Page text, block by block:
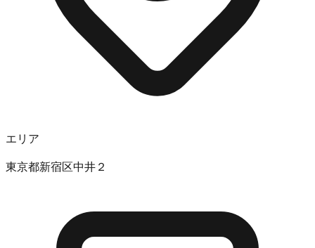
エリア
東京都新宿区中井２